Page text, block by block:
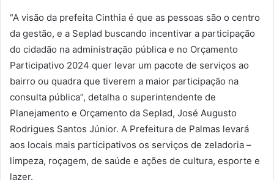
“A visão da prefeita Cinthia é que as pessoas são o centro
da gestão, e a Seplad buscando incentivar a participação
do cidadão na administração pública e no Orçamento
Participativo 2024 quer levar um pacote de serviços ao
bairro ou quadra que tiverem a maior participação na
consulta pública”, detalha o superintendente de
Planejamento e Orçamento da Seplad, José Augusto
Rodrigues Santos Júnior. A Prefeitura de Palmas levará
aos locais mais participativos os serviços de zeladoria –
limpeza, roçagem, de saúde e ações de cultura, esporte e
lazer.